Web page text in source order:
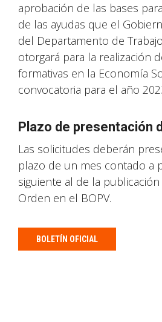
aprobación de las bases
de las ayudas que el
del Departamento de
otorgará para la realización
formativas en la Economía
convocatoria para el año
Plazo de presentación
Las solicitudes deberán
plazo de un mes contado a
siguiente al de la
Orden en el BOPV.
BOLETÍN OFICIAL